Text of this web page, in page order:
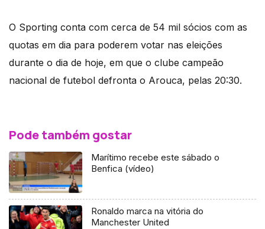
O Sporting conta com cerca de 54 mil sócios com as
quotas em dia para poderem votar nas eleições
durante o dia de hoje, em que o clube campeão
nacional de futebol defronta o Arouca, pelas 20:30.
Pode também gostar
Marítimo recebe este sábado o
Benfica (vídeo)
Ronaldo marca na vitória do
Manchester United